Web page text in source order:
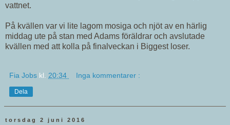
vattnet.
På kvällen var vi lite lagom mosiga och njöt av en härlig
middag ute på stan med Adams föräldrar och avslutade
kvällen med att kolla på finalveckan i Biggest loser.
Fia Jobs kl. 20:34 Inga kommentarer :
Dela
torsdag 2 juni 2016